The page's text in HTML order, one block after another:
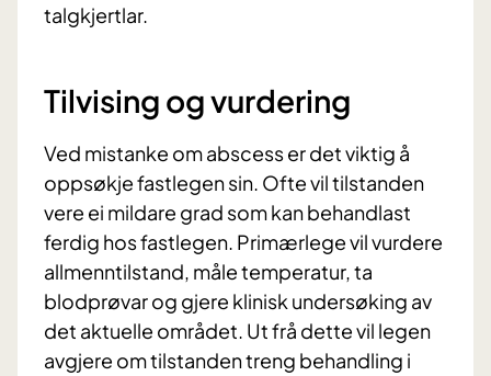
talgkjertlar.
Tilvising og vurdering
Ved mistanke om abscess er det viktig å
oppsøkje fastlegen sin. Ofte vil tilstanden
vere ei mildare grad som kan behandlast
ferdig hos fastlegen. Primærlege vil vurdere
allmenntilstand, måle temperatur, ta
blodprøvar og gjere klinisk undersøking av
det aktuelle området. Ut frå dette vil legen
avgjere om tilstanden treng behandling i